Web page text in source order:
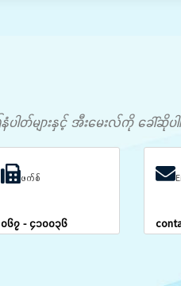
တ်များနှင့် အီးမေးလ်ကို ခေါ်ဆိုပါ
ဖက်စ်
၀၆၇ - ၄၁၀၀၃၆